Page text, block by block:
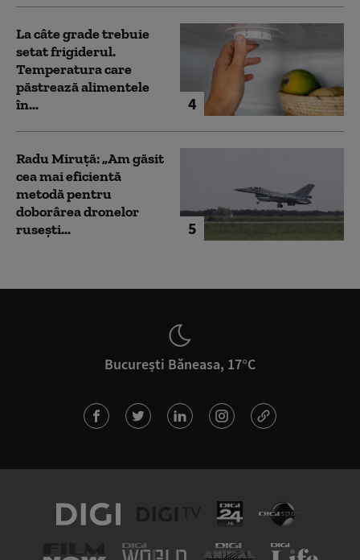
4
La câte grade trebuie
setat frigiderul.
Temperatura care
păstrează alimentele
în...
5
Radu Miruță: „Am găsit
cea mai eficientă
metodă pentru
doborârea dronelor
rusești...
București Băneasa, 17°C